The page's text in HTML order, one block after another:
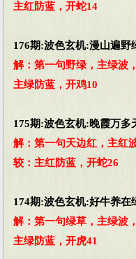
主红防蓝，开蛇14
176期:波色玄机:漫山遍野
解：第一句野绿，主绿波
主绿防蓝，开鸡10
175期:波色玄机:晚霞万多
解：第一句天边红，主红
较：主红防蓝，开蛇26
174期:波色玄机:好牛养在
解：第一句绿草，主绿波
主绿防蓝，开虎41